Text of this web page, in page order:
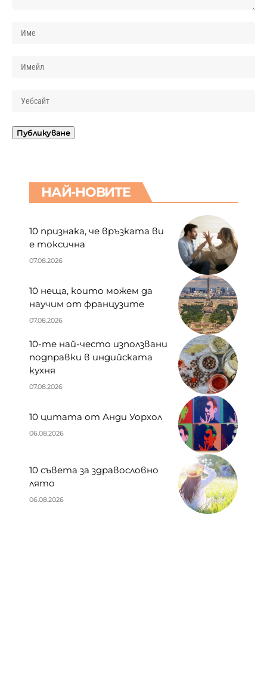
НАЙ-НОВИТЕ
10 признака, че връзката ви
е токсична
07.08.2026
10 неща, които можем да
научим от французите
07.08.2026
10-те най-често използвани
подправки в индийската
кухня
07.08.2026
10 цитата от Анди Уорхол
06.08.2026
10 съвета за здравословно
лято
06.08.2026